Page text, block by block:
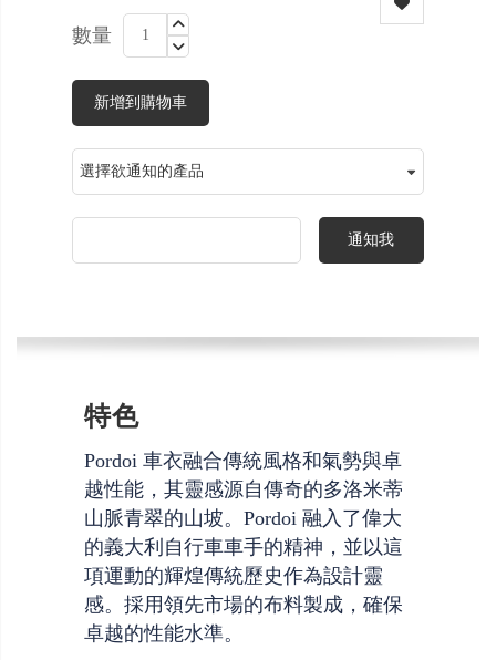
數量
新增到購物車
通知我
特色
Pordoi 車衣融合傳統風格和氣勢與卓
越性能，其靈感源自傳奇的多洛米蒂
山脈青翠的山坡。Pordoi 融入了偉大
的義大利自行車車手的精神，並以這
項運動的輝煌傳統歷史作為設計靈
感。採用領先市場的布料製成，確保
卓越的性能水準。